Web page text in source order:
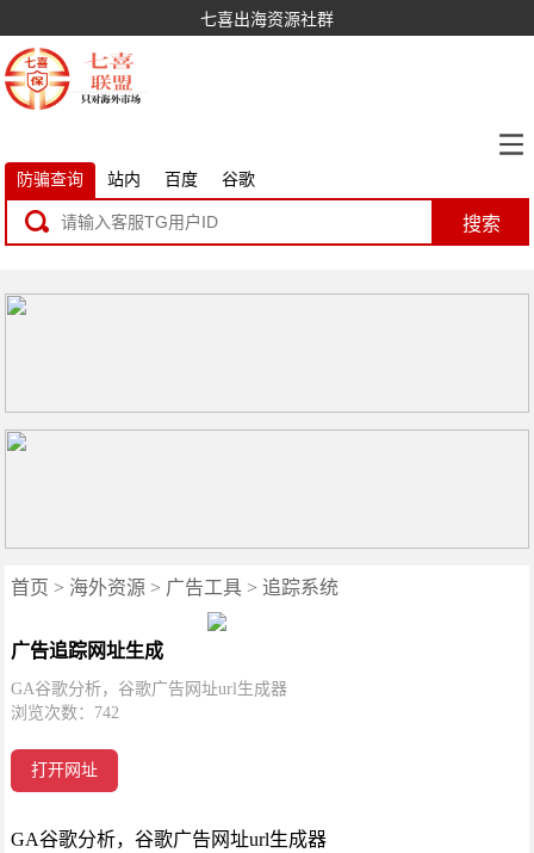
七喜出海资源社群
防骗查询 站内 百度 谷歌
搜索
首页 > 海外资源 > 广告工具 >追踪系统
广告追踪网址生成
GA谷歌分析，谷歌广告网址url生成器
浏览次数： 742
打开网址
GA谷歌分析，谷歌广告网址url生成器